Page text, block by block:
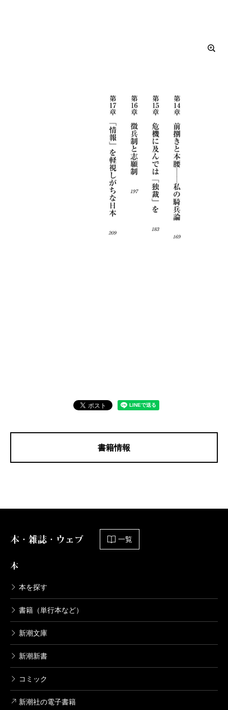
書籍情報
本・雑誌・ウェブ 一覧
本
本を探す
書籍（単行本など）
新潮文庫
新潮新書
コミック
新潮社の電子書籍